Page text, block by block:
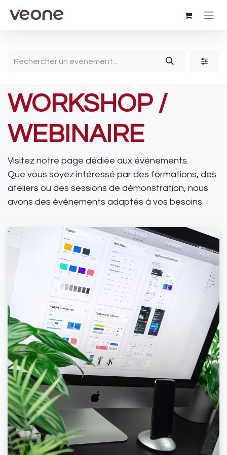
WORKSHOP /
WEBINAIRE
Visitez notre page dédiée aux événements.
Que vous soyez intéressé par des formations, des
ateliers ou des sessions de démonstration, nous
avons des événements adaptés à vos besoins.